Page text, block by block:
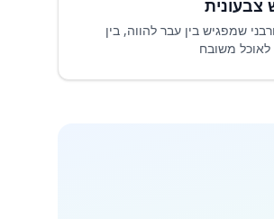
צבעונית
שמפגיש בין עבר להווה, בין
לאוכל משובח